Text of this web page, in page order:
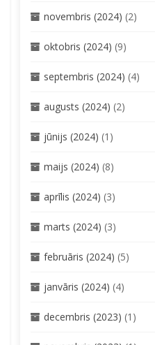
novembris (2024) (2)
oktobris (2024) (9)
septembris (2024) (4)
augusts (2024) (2)
jūnijs (2024) (1)
maijs (2024) (8)
aprīlis (2024) (3)
marts (2024) (3)
februāris (2024) (5)
janvāris (2024) (4)
decembris (2023) (1)